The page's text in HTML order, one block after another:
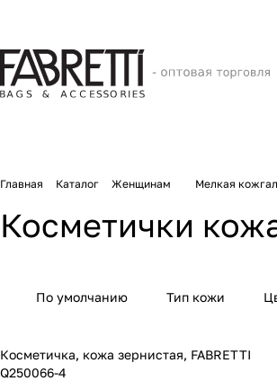
Главная Каталог Женщинам Мелкая
Косметички
По умолчанию Тип кожи
Косметичка, кожа зернистая, FABRETTI
Q250066-4